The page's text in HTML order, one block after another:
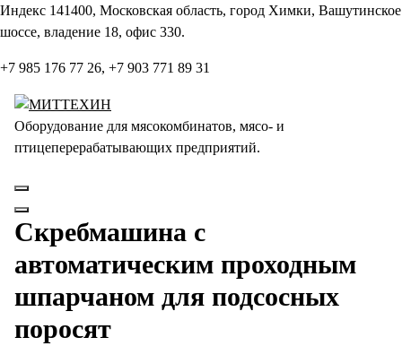
Перейти
к
Индекс 141400, Московская область, город Химки, Вашутинское
шоссе, владение 18, офис 330.
+7 985 176 77 26, +7 903 771 89 31
Оборудование для мясокомбинатов, мясо- и
птицеперерабатывающих предприятий.
Скребмашина с
автоматическим проходным
шпарчаном для подсосных
поросят